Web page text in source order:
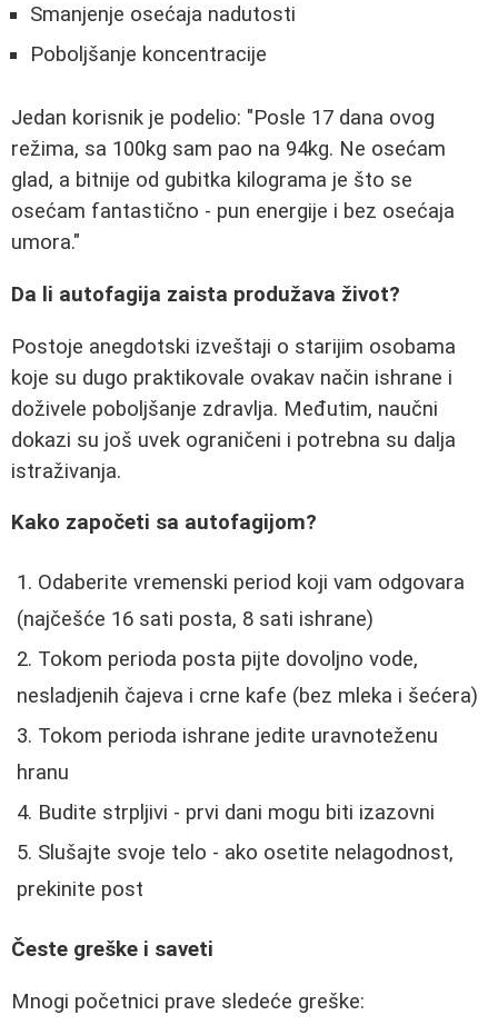
Smanjenje osećaja nadutosti
Poboljšanje koncentracije
Jedan korisnik je podelio: "Posle 17 dana ovog
režima, sa 100kg sam pao na 94kg. Ne osećam
glad, a bitnije od gubitka kilograma je što se
osećam fantastično - pun energije i bez osećaja
umora."
Da li autofagija zaista produžava život?
Postoje anegdotski izveštaji o starijim osobama
koje su dugo praktikovale ovakav način ishrane i
doživele poboljšanje zdravlja. Međutim, naučni
dokazi su još uvek ograničeni i potrebna su dalja
istraživanja.
Kako započeti sa autofagijom?
Odaberite vremenski period koji vam odgovara
(najčešće 16 sati posta, 8 sati ishrane)
Tokom perioda posta pijte dovoljno vode,
nesladjenih čajeva i crne kafe (bez mleka i šećera)
Tokom perioda ishrane jedite uravnoteženu
hranu
Budite strpljivi - prvi dani mogu biti izazovni
Slušajte svoje telo - ako osetite nelagodnost,
prekinite post
Česte greške i saveti
Mnogi početnici prave sledeće greške: